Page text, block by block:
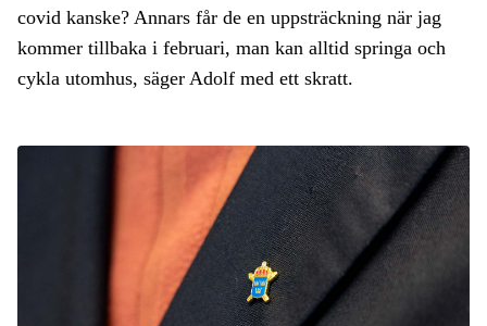
covid kanske? Annars får de en uppsträckning när jag
kommer tillbaka i februari, man kan alltid springa och
cykla utomhus, säger Adolf med ett skratt.